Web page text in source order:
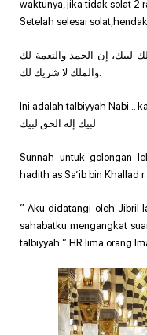
waktunya, jika tidak solat 2
Setelah selesai
لبيك، إن الحمد والنعمة لك
والملك لا شريك لك.
Ini adalah talbiyyah Nabi…
لبيك إله الحق لبيك
Sunnah untuk golongan
hadith as Sa’ib bin Khallad
” Aku didatangi oleh Jibril
sahabatku mengangkat
talbiyyah ” HR lima orang